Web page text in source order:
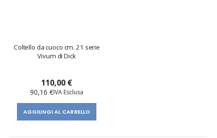
Coltello da cuoco cm. 21 serie
Vivum di Dick
110,00 €
90,16 €
AGGIUNGI AL CARRELLO